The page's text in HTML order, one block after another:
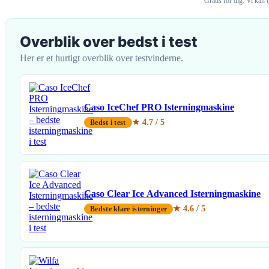
Overblik over bedst i test
Her er et hurtigt overblik over testvinderne.
Caso IceChef PRO Isterningmaskine
Bedst i test ★ 4.7 / 5
Caso Clear Ice Advanced Isterningmaskine
Bedste klare isterninger ★ 4.6 / 5